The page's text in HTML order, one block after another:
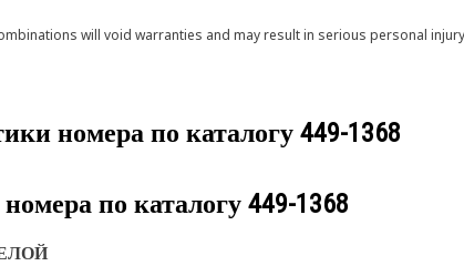
will void warranties and may result in serious personal
номера по каталогу 449-1368
по каталогу 449-1368